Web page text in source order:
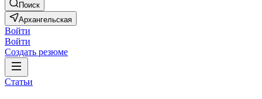
Поиск
Архангельская
Войти
Войти
Создать резюме
Статьи